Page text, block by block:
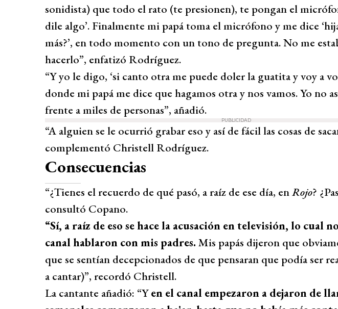
sonidista) que todo el rato (te presionen), te pongan el
dile algo’. Finalmente mi papá toma el micrófono y me dice
más?’, en todo momento con un tono de pregunta. No me
hacerlo”, enfatizó Rodríguez.
“Y yo le digo, ‘si canto otra me puede doler la guatita y voy a
donde mi papá me dice que hagamos otra y nos vamos. Yo no
frente a miles de personas”, añadió.
PUBLICIDAD
“A alguien se le ocurrió grabar eso y así de fácil las cosas de
complementó Christell Rodríguez.
Consecuencias
“¿Tienes el recuerdo de qué pasó, a raíz de ese día, enRojo?
consultó Copano.
“Sí, a raíz de eso se hace la acusación en televisión, lo cual
canal hablaron con mis padres. Mis papás dijeron que
que se sentían decepcionados de que pensaran que podía ser
a cantar)”, recordó Christell.
La cantante añadió: “Yen el canal empezaron a dejaron de